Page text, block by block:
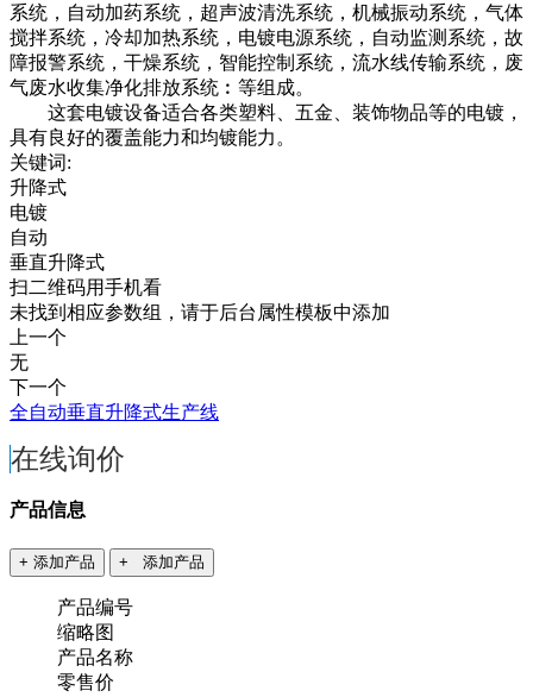
系统，自动加药系统，超声波清洗系统，机械振动系统，气体
搅拌系统，冷却加热系统，电镀电源系统，自动监测系统，故
障报警系统，干燥系统，智能控制系统，流水线传输系统，废
气废水收集净化排放系统︰等组成。
这套电镀设备适合各类塑料、五金、装饰物品等的电镀，
具有良好的覆盖能力和均镀能力。
关键词:
升降式
电镀
自动
垂直升降式
扫二维码用手机看
未找到相应参数组，请于后台属性模板中添加
上一个
无
下一个
全自动垂直升降式生产线
在线询价
产品信息
+ 添加产品 + 添加产品
产品编号
缩略图
产品名称
零售价